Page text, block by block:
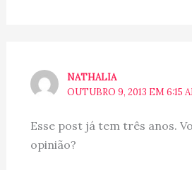
NATHALIA
OUTUBRO 9, 2013 EM 6:15
Esse post já tem três anos.
opinião?